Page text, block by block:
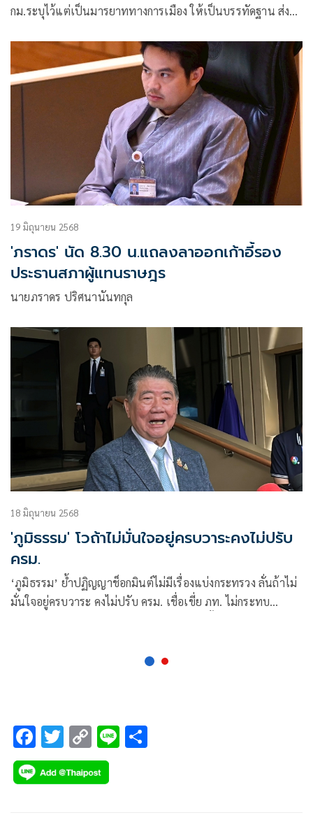
กม.ระบุไว้แต่เป็นมารยาททางการเมือง ให้เป็นบรรทัดฐาน ส่งไม้
ออก
19 มิถุนายน 2568
'ภราดร' นัด 8.30 น.แถลงลาออกเก้าอี้รอง
ประธานสภาผู้แทนราษฎร
นายภราดร ปริศนานันทกุล
18 มิถุนายน 2568
'ภูมิธรรม' โวถ้าไม่มั่นใจอยู่ครบวาระคงไม่ปรับ
ครม.
‘ภูมิธรรม’ ย้ำปฏิญญาช็อกมินต์ไม่มีเรื่องแบ่งกระทรวง ลั่นถ้าไม่
มั่นใจอยู่ครบวาระ คงไม่ปรับ ครม. เชื่อเขี่ย ภท. ไม่กระทบ
F
ac
e
T
wi
tt
C
o
p
Li